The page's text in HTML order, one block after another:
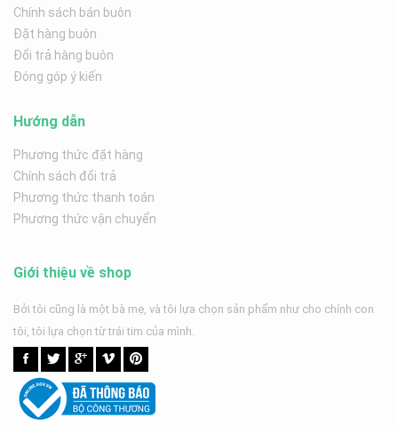
Chính sách bán buôn
Đặt hàng buôn
Đổi trả hàng buôn
Đóng góp ý kiến
Hướng dẫn
Phương thức đặt hàng
Chính sách đổi trả
Phương thức thanh toán
Phương thức vận chuyển
Giới thiệu về shop
Bởi tôi cũng là một bà mẹ, và tôi lựa chọn sản phẩm như cho chính con
tôi, tôi lựa chọn từ trái tim của mình.